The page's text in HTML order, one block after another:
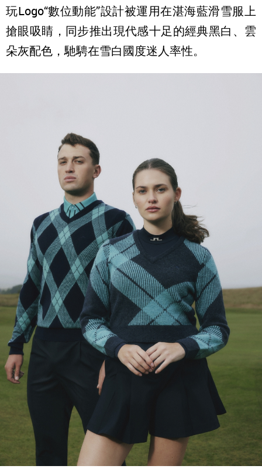
玩Logo“數位動能”設計被運用在湛海藍滑雪服上
搶眼吸睛，同步推出現代感十足的經典黑白、雲
朵灰配色，馳騁在雪白國度迷人率性。